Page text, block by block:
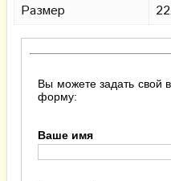
Размер
Вы можете задать свой
форму:
Ваше имя